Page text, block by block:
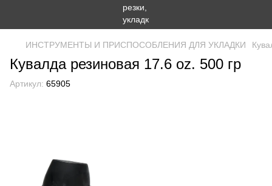
ИНСТРУМЕНТЫ И ПРИСПОСОБЛЕНИЯ ДЛЯ УКЛАДКИ
Кувалда резиновая 17.6 oz. 500 гр
Артикул: 65905